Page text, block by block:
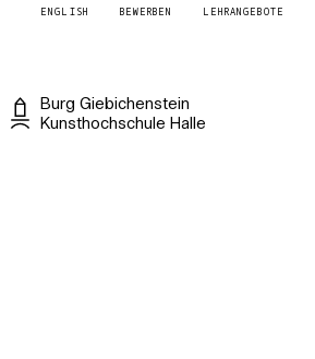
ENGLISH BEWERBEN LEHRANGEBOTE
Burg Giebichenstein
Kunsthochschule Halle